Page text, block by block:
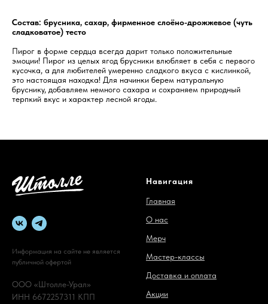
Состав: брусника, сахар, фирменное слоёно-дрожжевое (чуть
сладковатое) тесто
Пирог в форме сердца всегда дарит только положительные
эмоции! Пирог из целых ягод брусники влюбляет в себя с первого
кусочка, а для любителей умеренно сладкого вкуса с кислинкой,
это настоящая находка! Для начинки берем натуральную
бруснику, добавляем немного сахара и сохраняем природный
терпкий вкус и характер лесной ягоды.
Информация на сайте не является
публичной офертой
ООО «Штолле-Урал»
ИНН 6672257311 КПП
Навигация
Главная
О нас
Мерч
Мастер-классы
Доставка и оплата
Акции